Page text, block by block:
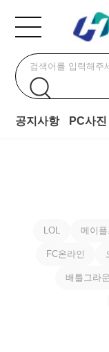
공지사항 PC사진
LOL 메이플
FC온라인
배틀그라